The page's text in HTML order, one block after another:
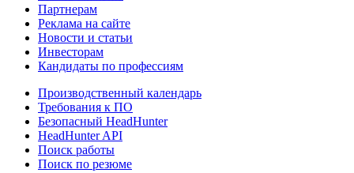
Партнерам
Реклама на сайте
Новости и статьи
Инвесторам
Кандидаты по профессиям
Производственный календарь
Требования к ПО
Безопасный HeadHunter
HeadHunter API
Поиск работы
Поиск по резюме